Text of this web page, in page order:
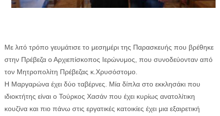
ΤΕΧΝΟΛΟΓΙΑ
ΕΦΗΜΕΡΙΔΑ Η ΠΑΡΓΑ
Με λιτό τρόπο γευμάτισε το μεσημέρι της Παρασκευής που βρέθηκε
στην Πρέβεζα ο Αρχιεπίσκοπος Ιερώνυμος, που συνοδεύονταν από
τον Μητροπολίτη Πρέβεζας κ.Χρυσόστομο.
Η Μαργαρώνα έχει δύο ταβέρνες. Μία δίπλα στο εκκλησάκι που
ιδιοκτήτης είναι ο Τούρκος Χασάν που έχει κυρίως ανατολίτικη
κουζίνα και πιο πάνω στις εργατικές κατοικίες έχει μια εξαιρετική